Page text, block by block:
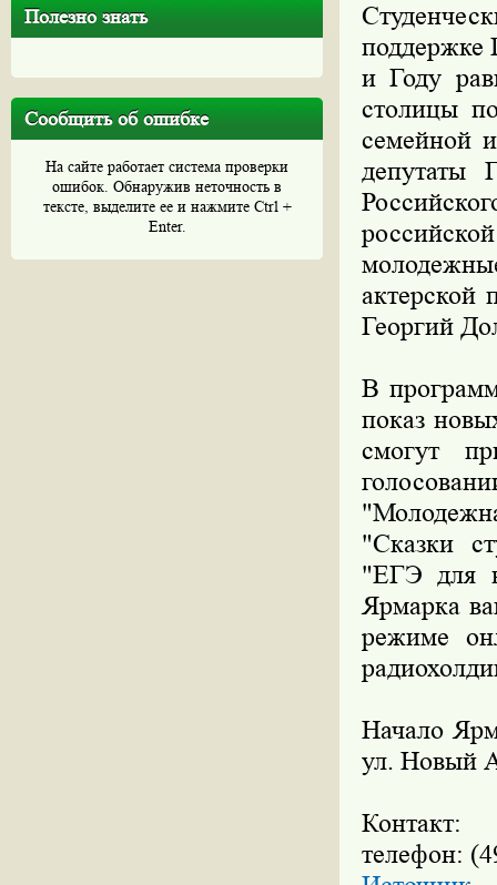
Полезно знать
Сообщить об ошибке
На сайте работает система проверки
ошибок. Обнаружив неточность в
тексте, выделите ее и нажмите Ctrl +
Enter.
поддержке
и Году
столицы
семейной
депутаты
Георгий
В
показ
смогут
"Сказки
"ЕГЭ для
Ярмарка
режиме
Начало
ул. Новый
Контакт:
телефон: